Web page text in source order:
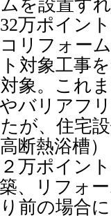
を設置す
万ポイン
リフォーム
対象工事
象。これ
バリアフ
が、住宅
断熱浴槽
万ポイン
、リフォー
前の場合